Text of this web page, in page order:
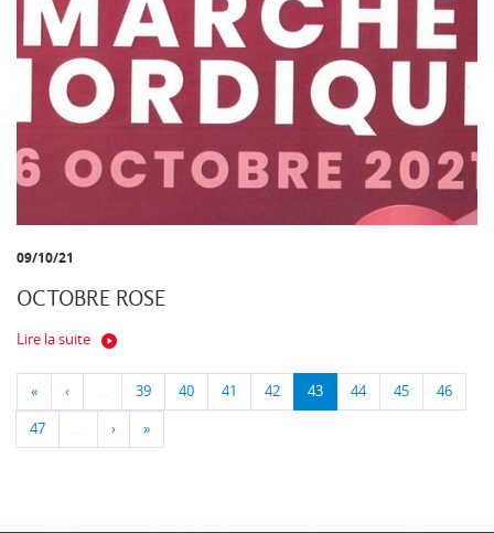
09/10/21
OCTOBRE ROSE
Lire la suite
« ‹ … 39 40 41 42 43 44 45 46
47 … › »